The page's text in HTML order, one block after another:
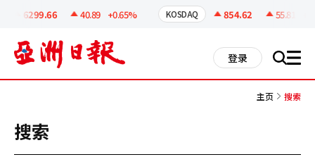
6299.66 40.89 +0.65% KOSDAQ 854.62 55.81
登录 搜 all
主页 搜索
搜索